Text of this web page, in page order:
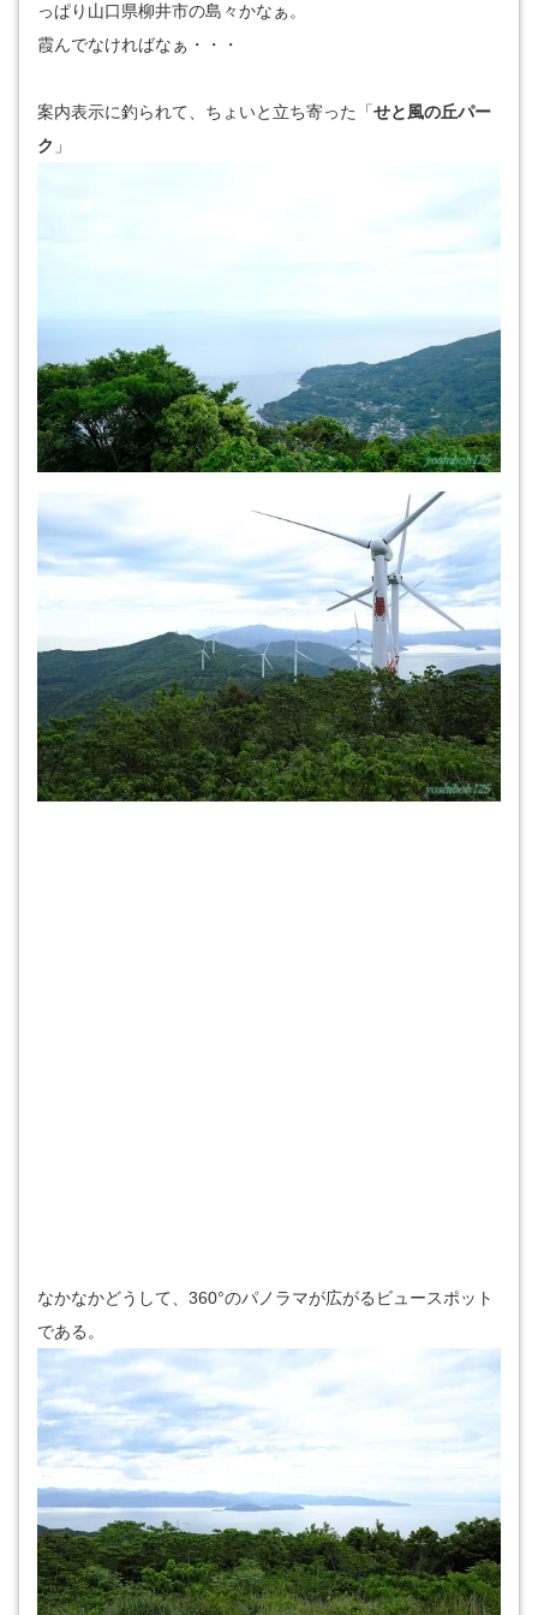
っぱり山口県柳井市の島々かなぁ。
霞んでなければなぁ・・・
案内表示に釣られて、ちょいと立ち寄った「せと風の丘パー
ク 」
なかなかどうして、360°のパノラマが広がるビュースポット
である。